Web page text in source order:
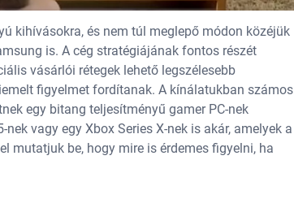
kihívásokra, és nem túl meglepő módon közéjük
is. A cég stratégiájának fontos részét
vásárlói rétegek lehető legszélesebb
figyelmet fordítanak. A kínálatukban számos
egy bitang teljesítményű gamer PC-nek
vagy egy Xbox Series X-nek is akár, amelyek a
mutatjuk be, hogy mire is érdemes figyelni, ha